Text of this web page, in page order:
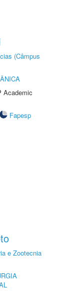
(Câmpus
Academic
Fapesp
e Zootecnia